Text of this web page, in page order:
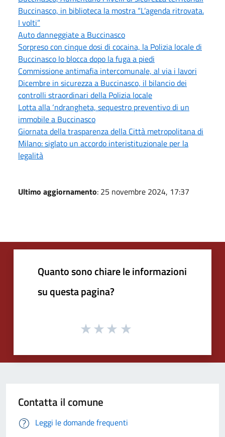
Buccinasco, in biblioteca la mostra “L’agenda ritrovata.
I volti”
Auto danneggiate a Buccinasco
Sorpreso con cinque dosi di cocaina, la Polizia locale di
Buccinasco lo blocca dopo la fuga a piedi
Commissione antimafia intercomunale, al via i lavori
Dicembre in sicurezza a Buccinasco, il bilancio dei
controlli straordinari della Polizia locale
Lotta alla ‘ndrangheta, sequestro preventivo di un
immobile a Buccinasco
Giornata della trasparenza della Città metropolitana di
Milano: siglato un accordo interistituzionale per la
legalità
Ultimo aggiornamento: 25 novembre 2024, 17:37
Quanto sono chiare le informazioni
su questa pagina?
Contatta il comune
Leggi le domande frequenti